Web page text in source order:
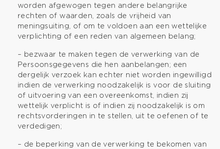
worden afgewogen tegen andere belangrijke
rechten of waarden, zoals de vrijheid van
meningsuiting, of om te voldoen aan een wettelijke
verplichting of een reden van algemeen belang;
– bezwaar te maken tegen de verwerking van de
Persoonsgegevens die hen aanbelangen; een
dergelijk verzoek kan echter niet worden ingewilligd
indien de verwerking noodzakelijk is voor de sluiting
of uitvoering van een overeenkomst, indien zij
wettelijk verplicht is of indien zij noodzakelijk is om
rechtsvorderingen in te stellen, uit te oefenen of te
verdedigen;
– de beperking van de verwerking te bekomen van